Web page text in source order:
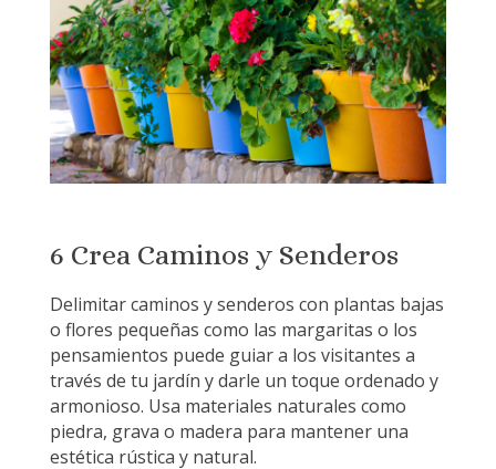
6 Crea Caminos y Senderos
Delimitar caminos y senderos con plantas bajas
o flores pequeñas como las margaritas o los
pensamientos puede guiar a los visitantes a
través de tu jardín y darle un toque ordenado y
armonioso. Usa materiales naturales como
piedra, grava o madera para mantener una
estética rústica y natural.